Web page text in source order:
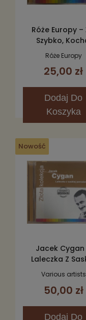
Róże Europy –
Szybko,
Mocno,
Młodo CD
Róże Europy
25,00 zł
Dodaj Do
Koszyka
Nowość
Jacek Cygan
Laleczka Z
Porcelany CD
Various artists
50,00 zł
Dodaj Do